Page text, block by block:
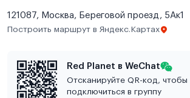
121087, Москва, Береговой проезд, 5Ак1
Построить маршрут в Яндекс.Картах
Red Planet в WeChat
Отсканируйте QR-код, чтобы
подключиться в группу